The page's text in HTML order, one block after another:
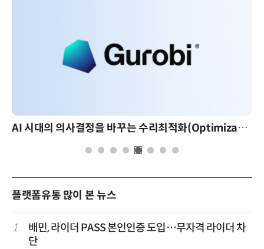
AI 시대의 의사결정을 바꾸는 수리최적화(Optimization): 실제 산업 적용 사례와 활용 전략
플랫폼유통 많이 본 뉴스
1
배민, 라이더 PASS 본인인증 도입…무자격 라이더 차
단